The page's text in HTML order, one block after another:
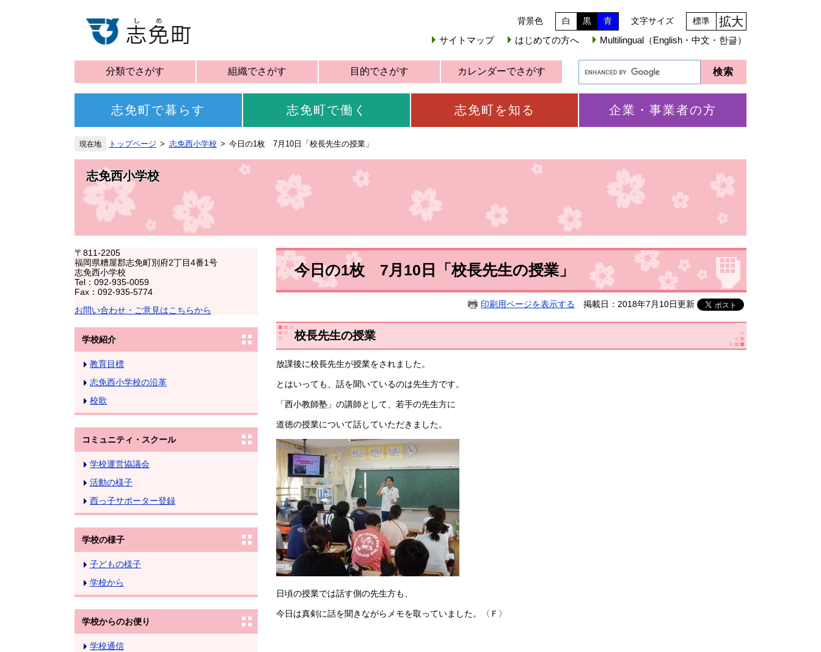
背景色 白 黒 青 文字サイズ 標準 拡大
サイトマップ はじめての方へ Multilingual（English・中文・한글）
分類でさがす 組織でさがす 目的でさがす カレンダーでさがす
志免町で暮らす 志免町で働く 志免町を知る 企業・事業者の方
トップページ 志免西小学校 今日の1枚 7月10日「校長先生の授業」
志免西小学校
〒811-2205
福岡県糟屋郡志免町別府2丁目4番1号
志免西小学校
Tel：092-935-0059
Fax：092-935-5774
お問い合わせ・ご意見はこちらから
学校紹介
教育目標
志免西小学校の沿革
校歌
コミュニティ・スクール
学校運営協議会
活動の様子
西っ子サポーター登録
学校の様子
子どもの様子
学校から
学校からのお便り
学校通信
今日の1枚 7月10日「校長先生の授業」
印刷用ページを表示する 掲載日：2018年7月10日更新
校長先生の授業
放課後に校長先生が授業をされました。
とはいっても、話を聞いているのは先生方です。
「西小教師塾」の講師として、若手の先生方に
道徳の授業について話していただきました。
日頃の授業では話す側の先生方も、
今日は真剣に話を聞きながらメモを取っていました。〈Ｆ〉